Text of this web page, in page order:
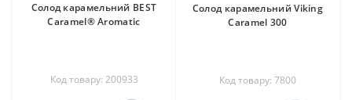
Солод карамельний BEST
Caramel® Aromatic
Код товару: 200933
Солод карамельний Viking
Caramel 300
Код товару: 7800